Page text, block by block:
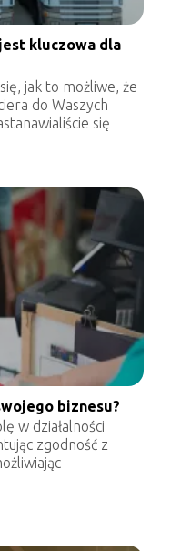
kluczowa dla
jak to możliwe, że
do Waszych
się
biznesu?
w działalności
zgodność z